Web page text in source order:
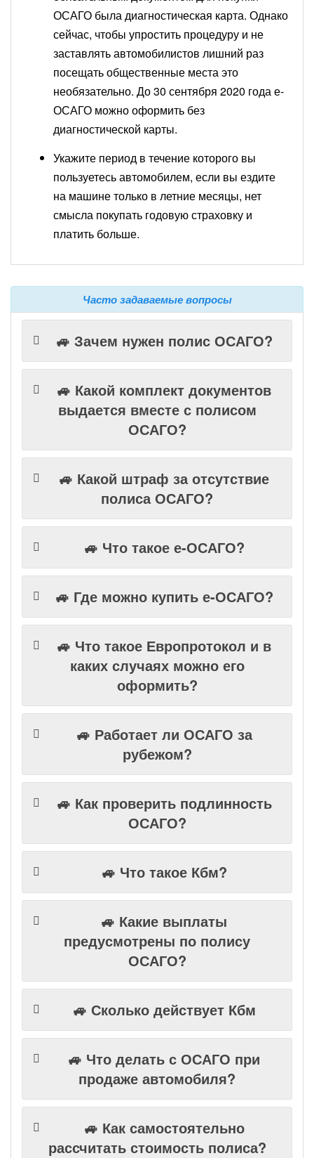
ОСАГО была диагностическая карта. Однако
сейчас, чтобы упростить процедуру и не
заставлять автомобилистов лишний раз
посещать общественные места это
необязательно. До 30 сентября 2020 года е-
ОСАГО можно оформить без
диагностической карты.
Укажите период в течение которого вы
пользуетесь автомобилем, если вы ездите
на машине только в летние месяцы, нет
смысла покупать годовую страховку и
платить больше.
Часто задаваемые вопросы
🚙 Зачем нужен полис ОСАГО?
🚙 Какой комплект документов
выдается вместе с полисом
ОСАГО?
🚙 Какой штраф за отсутствие
полиса ОСАГО?
🚙 Что такое е-ОСАГО?
🚙 Где можно купить е-ОСАГО?
🚙 Что такое Европротокол и в
каких случаях можно его
оформить?
🚙 Работает ли ОСАГО за
рубежом?
🚙 Как проверить подлинность
ОСАГО?
🚙 Что такое Кбм?
🚙 Какие выплаты
предусмотрены по полису
ОСАГО?
🚙 Сколько действует Кбм
🚙 Что делать с ОСАГО при
продаже автомобиля?
🚙 Как самостоятельно
рассчитать стоимость полиса?